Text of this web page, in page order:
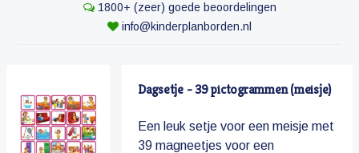
1800+ (zeer) goede beoordelingen
info@kinderplanborden.nl
Dagsetje - 39 pictogrammen (meisje)
Een leuk setje voor een meisje met
39 magneetjes voor een